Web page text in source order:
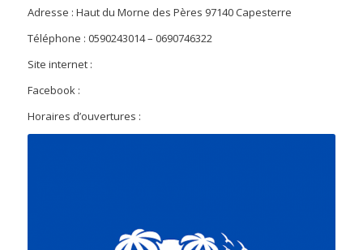
Adresse : Haut du Morne des Pères 97140 Capesterre
Téléphone : 0590243014 – 0690746322
Site internet :
Facebook :
Horaires d’ouvertures :